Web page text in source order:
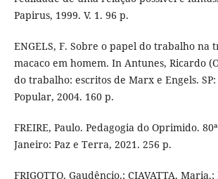
Papirus, 1999. V. 1. 96 p.
ENGELS, F. Sobre o papel do trabalho na
macaco em homem. In Antunes, Ricardo
do trabalho: escritos de Marx e Engels.
Popular, 2004. 160 p.
FREIRE, Paulo. Pedagogia do Oprimido.
Janeiro: Paz e Terra, 2021. 256 p.
FRIGOTTO, Gaudêncio.; CIAVATTA,